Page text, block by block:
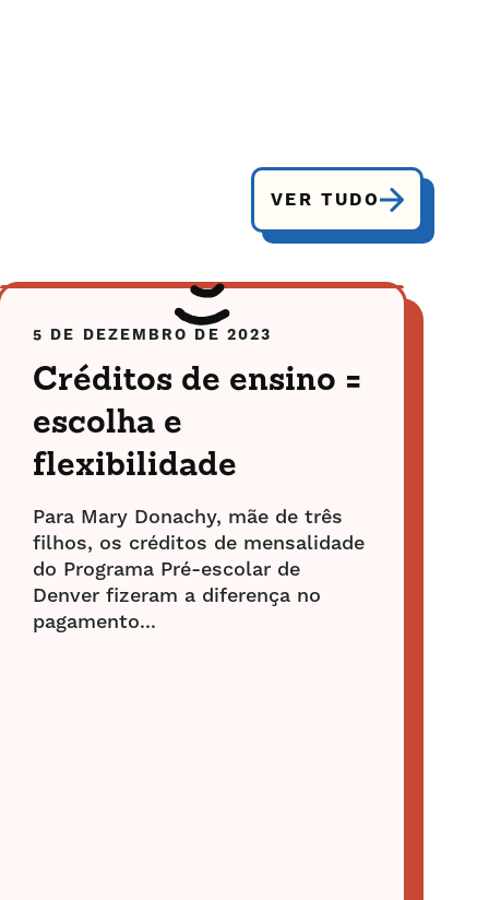
VER TUDO
5 DE DEZEMBRO DE 2023
Créditos de ensino =
escolha e
flexibilidade
Para Mary Donachy, mãe de três
filhos, os créditos de mensalidade
do Programa Pré-escolar de
Denver fizeram a diferença no
pagamento...